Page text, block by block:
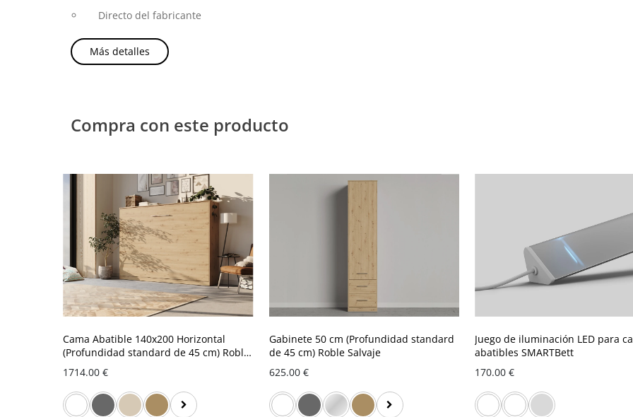
Directo del fabricante
Más detalles
Compra con este producto
Cama Abatible 140x200 Horizontal
(Profundidad standard de 45 cm) Roble
Salvaje
1714.00 €
Gabinete 50 cm (Profundidad standard
de 45 cm) Roble Salvaje
625.00 €
Juego de iluminación LED para
abatibles SMARTBett
170.00 €